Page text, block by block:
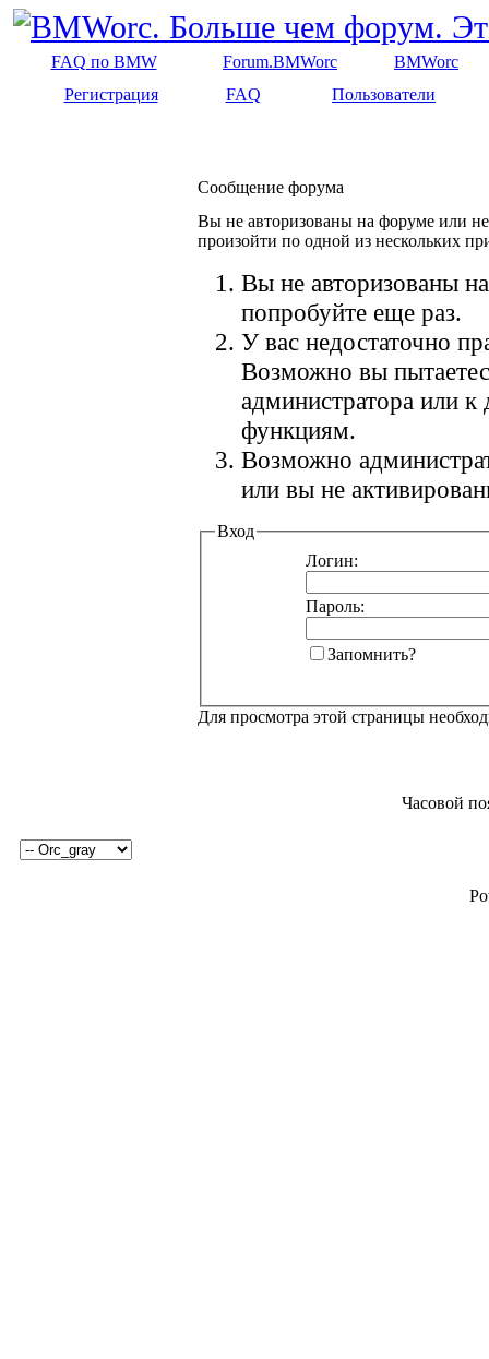
FAQ по BMW Forum.BMWorc
BMWorc
Регистрация
FAQ Пользователи
Сообщение форума
Вы не авторизованы на форуме или
произойти по одной из нескольких
Вы не авторизованы
попробуйте еще раз.
У вас недостаточно
Возможно вы
администратора или
функциям.
Возможно
или вы не
Вход
Логин:
Пароль:
Запомнить?
Для просмотра этой страницы
Часовой